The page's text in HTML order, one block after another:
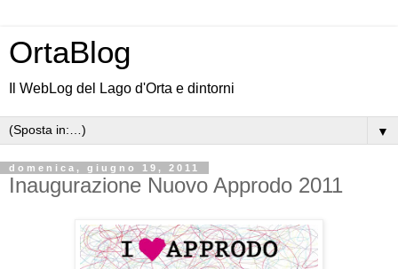
OrtaBlog
Il WebLog del Lago d'Orta e dintorni
▼
domenica, giugno 19, 2011
Inaugurazione Nuovo Approdo 2011